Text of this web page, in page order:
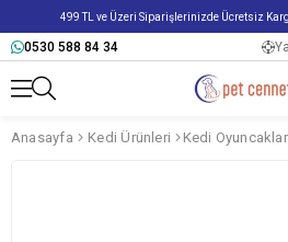
499 TL ve Üzeri Siparişlerinizde Ücretsiz
0530 588 84 34
Anasayfa Kedi Ürünleri Kedi